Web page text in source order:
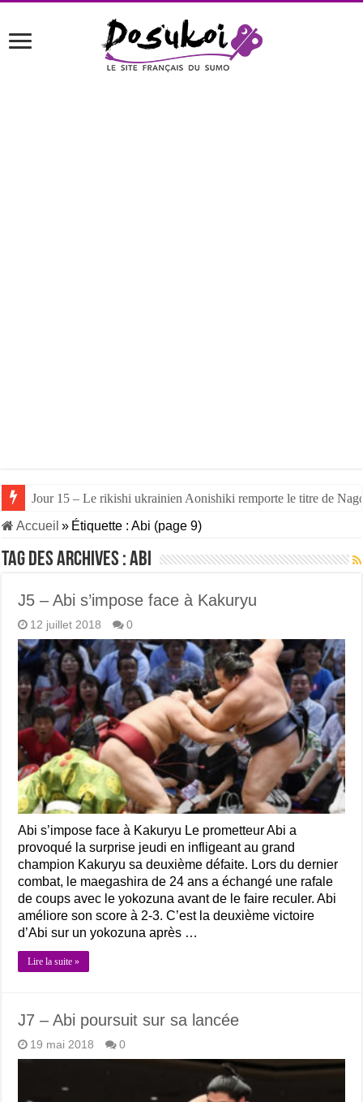
Jour 15 – Le rikishi ukrainien Aonishiki remporte le titre de
Accueil » Étiquette :Abi (page 9)
Tag des archives :Abi
J5 – Abi s’impose face à Kakuryu
12 juillet 2018 0
Abi s’impose face à Kakuryu Le prometteur Abi a
provoqué la surprise jeudi en infligeant au grand
champion Kakuryu sa deuxième défaite. Lors du dernier
combat, le maegashira de 24 ans a échangé une rafale
de coups avec le yokozuna avant de le faire reculer. Abi
améliore son score à 2-3. C’est la deuxième victoire
d’Abi sur un yokozuna après …
Lire la suite »
J7 – Abi poursuit sur sa lancée
19 mai 2018 0